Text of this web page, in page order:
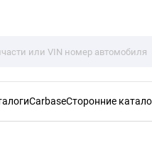
CarbaseСторонние